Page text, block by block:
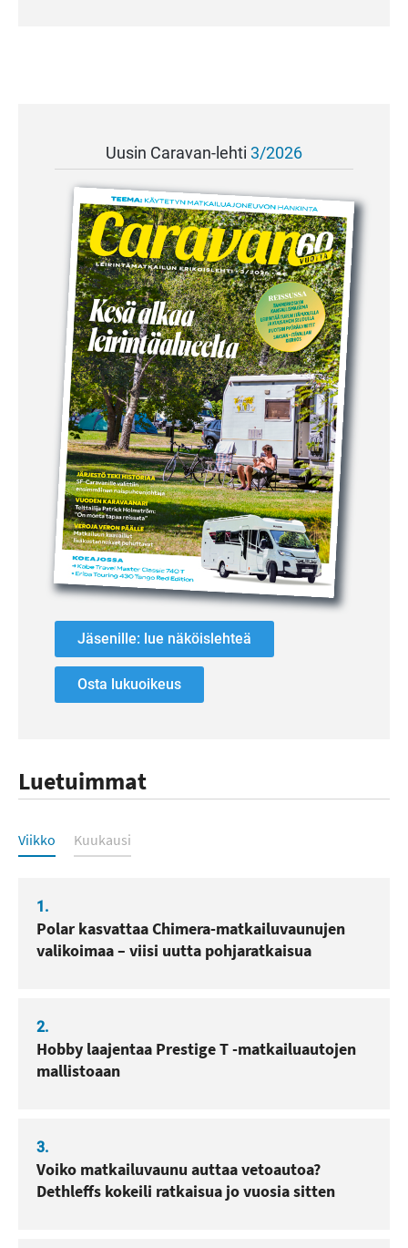
Uusin Caravan-lehti 3/2026
Jäsenille: lue näköislehteä
Osta lukuoikeus
Luetuimmat
Luetuimmat
Viikko Kuukausi
1.
Polar kasvattaa Chimera-matkailuvaunujen
valikoimaa – viisi uutta pohjaratkaisua
2.
Hobby laajentaa Prestige T -matkailuautojen
mallistoaan
3.
Voiko matkailuvaunu auttaa vetoautoa?
Dethleffs kokeili ratkaisua jo vuosia sitten